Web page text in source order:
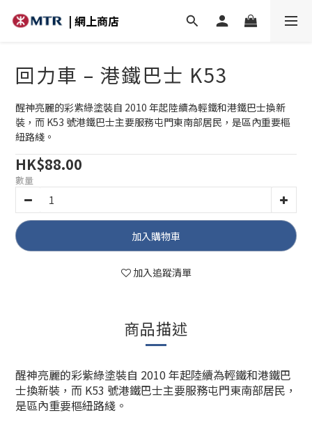
| 網上商店
回力車 – 港鐵巴士 K53
醒神亮麗的彩紫綠塗裝自 2010 年起陸續為輕鐵和港鐵巴士換新
裝，而 K53 號港鐵巴士主要服務屯門東南部居民，是區內重要樞
紐路綫。
HK$88.00
數量
加入購物車
加入追蹤清單
商品描述
醒神亮麗的彩紫綠塗裝自 2010 年起陸續為輕鐵和港鐵巴
士換新裝，而 K53 號港鐵巴士主要服務屯門東南部居民，
是區內重要樞紐路綫。